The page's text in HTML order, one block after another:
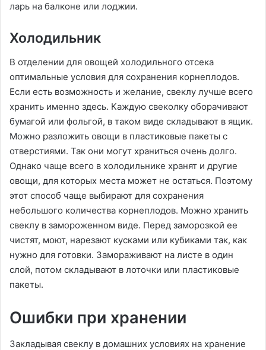
ларь на балконе или лоджии.
Холодильник
В отделении для овощей холодильного отсека
оптимальные условия для сохранения корнеплодов.
Если есть возможность и желание, свеклу лучше всего
хранить именно здесь. Каждую свеколку оборачивают
бумагой или фольгой, в таком виде складывают в ящик.
Можно разложить овощи в пластиковые пакеты с
отверстиями. Так они могут храниться очень долго.
Однако чаще всего в холодильнике хранят и другие
овощи, для которых места может не остаться. Поэтому
этот способ чаще выбирают для сохранения
небольшого количества корнеплодов. Можно хранить
свеклу в замороженном виде. Перед заморозкой ее
чистят, моют, нарезают кусками или кубиками так, как
нужно для готовки. Замораживают на листе в один
слой, потом складывают в лоточки или пластиковые
пакеты.
Ошибки при хранении
Закладывая свеклу в домашних условиях на хранение